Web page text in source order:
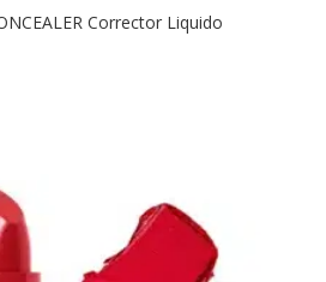
Corrector Liquido